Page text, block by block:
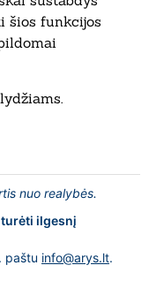
šios funkcijos
nuo realybės.
ilgesnį
paštu info@arys.lt.